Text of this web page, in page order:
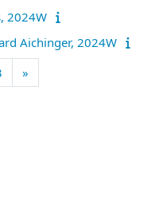
2024W
Aichinger, 2024W
2
Página 3
»